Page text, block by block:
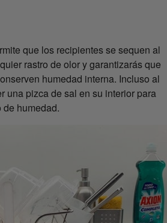
que los recipientes se sequen al
rastro de olor y garantizarás que
humedad interna. Incluso al
una pizca de sal en su interior para
humedad.